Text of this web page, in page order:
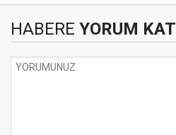
HABERE YORUM KAT